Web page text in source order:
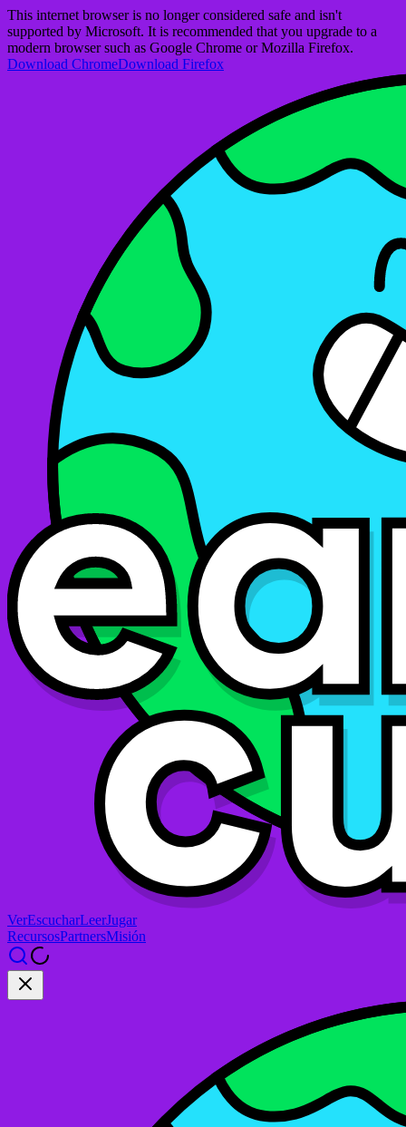
This internet browser is no longer considered safe and isn't
supported by Microsoft. It is recommended that you upgrade to a
modern browser such as Google Chrome or Mozilla Firefox.
Download ChromeDownload Firefox
VerEscucharLeerJugar
RecursosPartnersMisión